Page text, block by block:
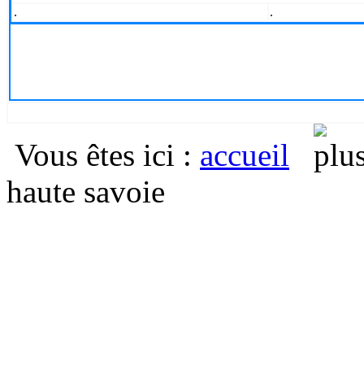
. .
Vous êtes ici : accueil
haute savoie